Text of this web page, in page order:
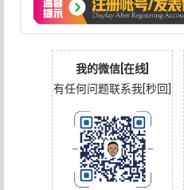
我的微信[在线]
有任何问题联系我[秒回]